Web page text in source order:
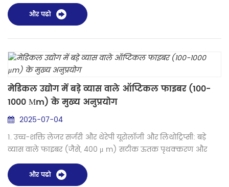
व्यास सीमा, स्प्लिसिंग सटीकता, ताप स्रोत नियंत्रण क्षमता और पर्यावरण
अनुकूलनशीलता पर ध्यान केंद्रित करना चाहिए। निम्नलिखित विशिष्ट
सुझाव हैं, जिन्हें शक्ति सीमा और अनुप्रयोग परिदृश्यों के अनुसार वर्गीकृत
किया गय...
और पढो
मेडिकल उद्योग में बड़े व्यास वाले ऑप्टिकल फाइबर (100-
1000 Μm) के मुख्य अनुप्रयोग
2025-07-04
1. उच्च-शक्ति लेजर सर्जरी और थेरेपी यूरोलॉजी और लिथोट्रिप्सी: बड़े
व्यास वाले फाइबर (जैसे, 400 μ m) सटीक ऊतक पृथक्करण और
पथरी विखंडन के लिए उच्च-शक्ति थ्यूलियम लेज़र (1940 एनएम)
संचारित करते हैं। यूरोफाइबर 150Q जैसी प्रणालियाँ 1500 वाट तक की
और पढो